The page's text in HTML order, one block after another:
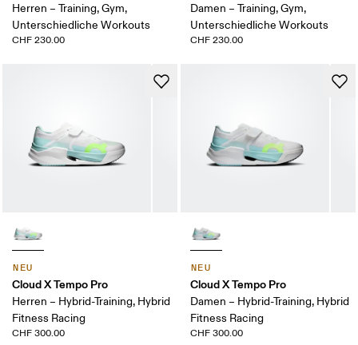
Herren – Training, Gym,
Unterschiedliche Workouts
CHF 230.00
Damen – Training, Gym,
Unterschiedliche Workouts
CHF 230.00
NEU
Cloud X Tempo Pro
Herren – Hybrid-Training, Hybrid
Fitness Racing
CHF 300.00
NEU
Cloud X Tempo Pro
Damen – Hybrid-Training, Hybrid
Fitness Racing
CHF 300.00